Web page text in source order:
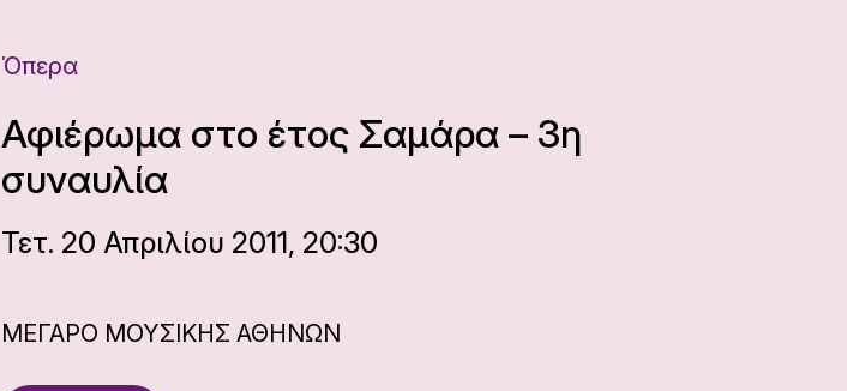
Όπερα
Αφιέρωμα στο έτος Σαμάρα – 3η
συναυλία
Τετ. 20 Απριλίου 2011, 20:30
ΜΕΓΑΡΟ ΜΟΥΣΙΚΗΣ ΑΘΗΝΩΝ